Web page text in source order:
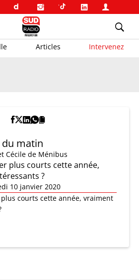
Articles Intervenez
du matin
Cécile de Ménibus
plus courts cette année,
?
10 janvier 2020
plus courts cette année, vraiment